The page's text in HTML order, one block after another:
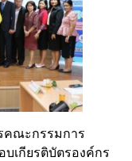
ณะกรรมการ
เกียรติบัตรองค์กร